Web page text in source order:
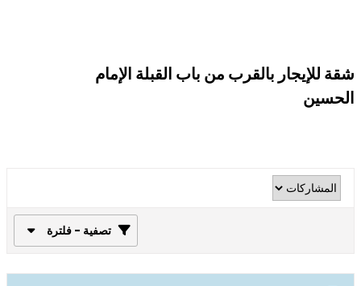
شقة للإيجار بالقرب من باب القبلة الإمام
الحسين
تصفية - فلترة